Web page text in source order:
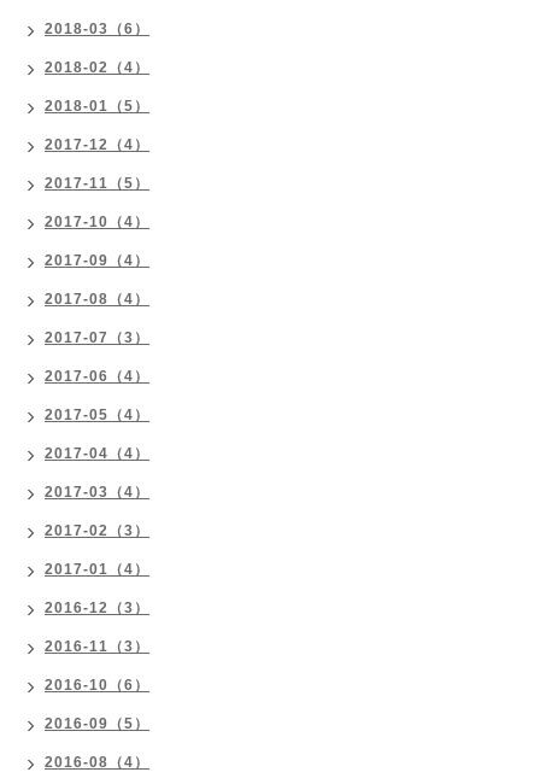
2018-03（6）
2018-02（4）
2018-01（5）
2017-12（4）
2017-11（5）
2017-10（4）
2017-09（4）
2017-08（4）
2017-07（3）
2017-06（4）
2017-05（4）
2017-04（4）
2017-03（4）
2017-02（3）
2017-01（4）
2016-12（3）
2016-11（3）
2016-10（6）
2016-09（5）
2016-08（4）